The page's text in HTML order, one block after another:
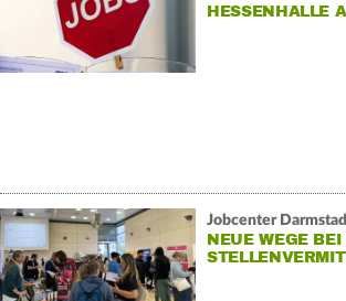
HESSENHALLE
Jobcenter
NEUE WEGE BEI